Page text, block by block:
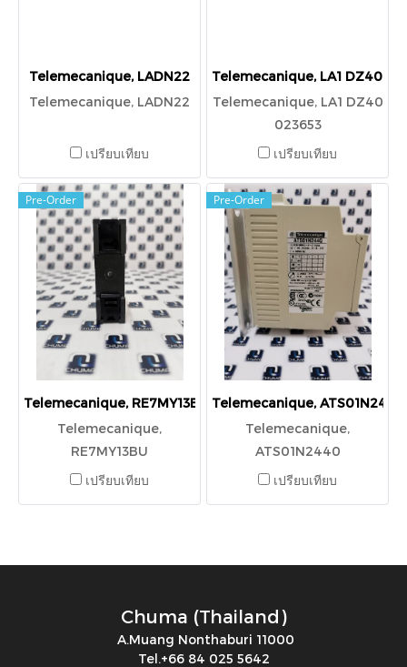
Telemecanique, LADN22
Telemecanique, LADN22
เปรียบเทียบ
Telemecanique, LA1 DZ40
Telemecanique, LA1 DZ40
023653
เปรียบเทียบ
Pre-Order
Telemecanique, RE7MY13BU
Telemecanique,
RE7MY13BU
เปรียบเทียบ
Pre-Order
Telemecanique, ATS01N2440
Telemecanique,
ATS01N2440
เปรียบเทียบ
Chuma (Thailand)
A.Muang Nonthaburi 11000
Tel.+66 84 025 5642